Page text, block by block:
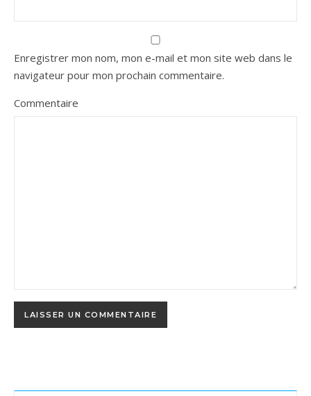
Enregistrer mon nom, mon e-mail et mon site web dans le
navigateur pour mon prochain commentaire.
Commentaire